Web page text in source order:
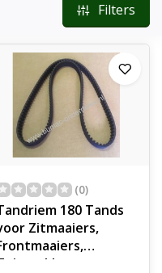
Filters
(0)
180 Tands
Zitmaaiers,